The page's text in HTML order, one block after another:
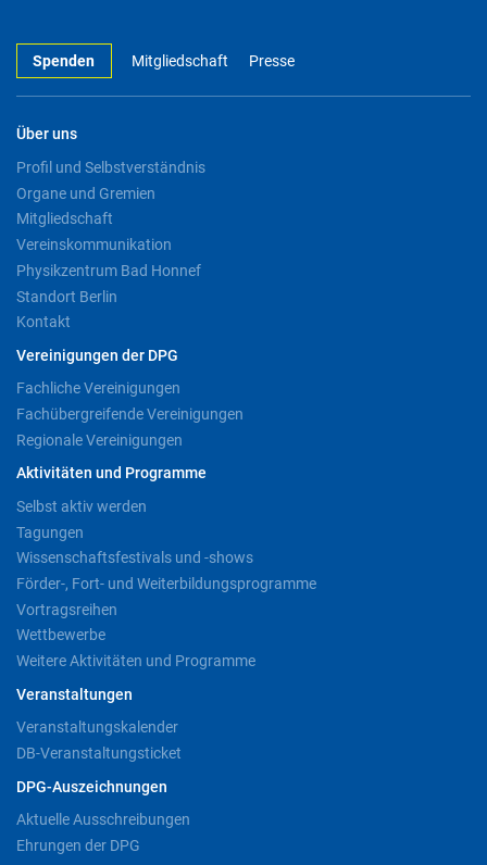
Spenden Mitgliedschaft Presse
Über uns
Profil und Selbstverständnis
Organe und Gremien
Mitgliedschaft
Vereinskommunikation
Physikzentrum Bad Honnef
Standort Berlin
Kontakt
Vereinigungen der DPG
Fachliche Vereinigungen
Fachübergreifende Vereinigungen
Regionale Vereinigungen
Aktivitäten und Programme
Selbst aktiv werden
Tagungen
Wissenschaftsfestivals und -shows
Förder-, Fort- und Weiterbildungsprogramme
Vortragsreihen
Wettbewerbe
Weitere Aktivitäten und Programme
Veranstaltungen
Veranstaltungskalender
DB-Veranstaltungsticket
DPG-Auszeichnungen
Aktuelle Ausschreibungen
Ehrungen der DPG